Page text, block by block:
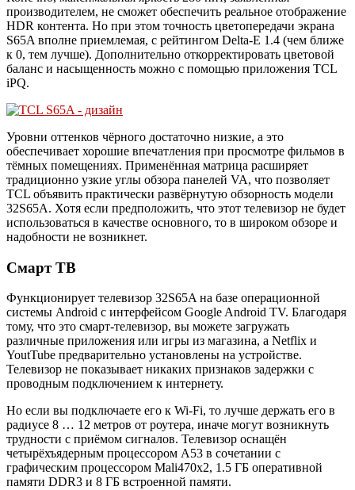
производителем, не сможет обеспечить реальное отображение
HDR контента. Но при этом точность цветопередачи экрана
S65A вполне приемлемая, с рейтингом Delta-E 1.4 (чем ближе
к 0, тем лучше). Дополнительно откорректировать цветовой
баланс и насыщенность можно с помощью приложения TCL
iPQ.
Уровни оттенков чёрного достаточно низкие, а это
обеспечивает хорошие впечатления при просмотре фильмов в
тёмных помещениях. Применённая матрица расширяет
традиционно узкие углы обзора панелей VA, что позволяет
TCL объявить практически развёрнутую обзорность модели
32S65A. Хотя если предположить, что этот телевизор не будет
использоваться в качестве основного, то в широком обзоре и
надобности не возникнет.
Смарт ТВ
Функционирует телевизор 32S65A на базе операционной
системы Android с интерфейсом Google Android TV. Благодаря
тому, что это смарт-телевизор, вы можете загружать
различные приложения или игры из магазина, а Netflix и
YoutTube предварительно установлены на устройстве.
Телевизор не показывает никаких признаков задержки с
проводным подключением к интернету.
Но если вы подключаете его к Wi-Fi, то лучше держать его в
радиусе 8 … 12 метров от роутера, иначе могут возникнуть
трудности с приёмом сигналов. Телевизор оснащён
четырёхъядерным процессором A53 в сочетании с
графическим процессором Mali470x2, 1.5 ГБ оперативной
памяти DDR3 и 8 ГБ встроенной памяти.